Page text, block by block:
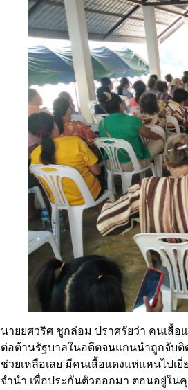
นายยศวริศ ชูกล่อม ปราศรัยว่า คนเสื้อ
ต่อต้านรัฐบาลในอดีตจนแกนนำถูกจับ
ช่วยเหลือเลย มีคนเสื้อแดงแห่แหนไปเ
จำนำ เพื่อประกันตัวออกมา ตอนอยู่ใ